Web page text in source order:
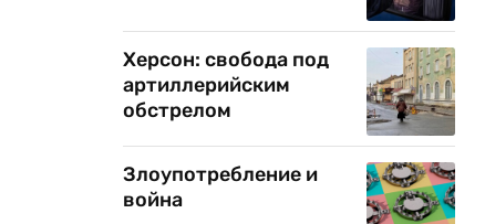
Херсон: свобода под
артиллерийским
обстрелом
Злоупотребление и
война